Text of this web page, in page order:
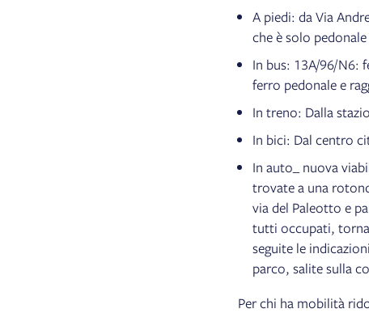
A piedi: da Via
che è solo
In bus: 13A/96/N6:
ferro pedonale e
In treno: Dalla
In bici: Dal centro
In auto_ nuova
trovate a una
via del Paleotto e
tutti occupati,
seguite le
parco, salite sulla
Per chi ha mobilità